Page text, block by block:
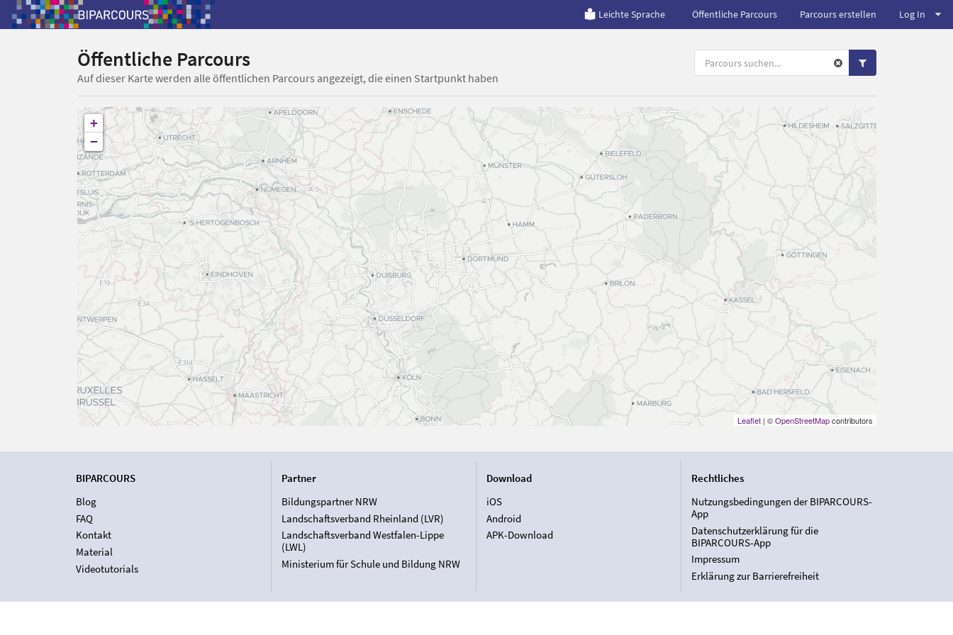
Leichte Sprache Öffentliche Parcours Parcours erstellen Log In
Öffentliche Parcours
Auf dieser Karte werden alle öffentlichen Parcours angezeigt, die einen Startpunkt haben
+
−
Leaflet| ©OpenStreetMapcontributors
BIPARCOURS
Blog
FAQ
Kontakt
Material
Videotutorials
Partner
Bildungspartner NRW
Landschaftsverband Rheinland (LVR)
Landschaftsverband Westfalen-Lippe
(LWL)
Ministerium für Schule und Bildung NRW
Download
iOS
Android
APK-Download
Rechtliches
Nutzungsbedingungen der BIPARCOURS-
App
Datenschutzerklärung für die
BIPARCOURS-App
Impressum
Erklärung zur Barrierefreiheit